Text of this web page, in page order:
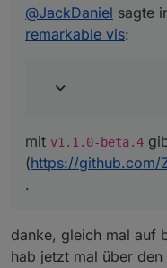
(https://
@JackDaniel sagte
remarkable vis:
mit v1.1.0-beta.4
(https://github.com/
.
danke, gleich mal auf
hab jetzt mal über